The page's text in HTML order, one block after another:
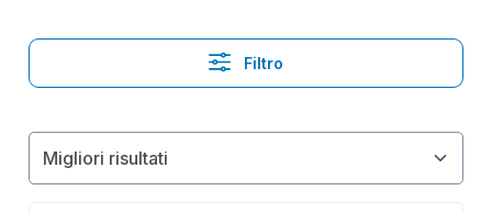
Filtro